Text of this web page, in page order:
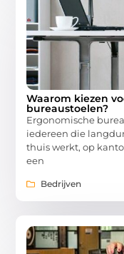
Waarom kiezen
bureaustoelen?
Ergonomische
iedereen die
thuis werkt, op
een
Bedrijven